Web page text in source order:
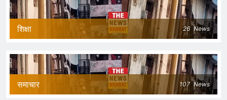
शिक्षा 26 News
समाचार 107 News